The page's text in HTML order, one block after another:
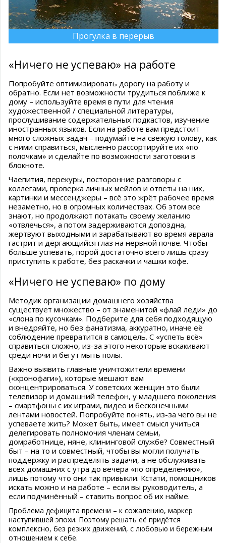
Прогулка в перерыв
«Ничего не успеваю» на работе
Попробуйте оптимизировать дорогу на работу и
обратно. Если нет возможности трудиться поближе к
дому – используйте время в пути для чтения
художественной / специальной литературы,
прослушивание содержательных подкастов, изучение
иностранных языков. Если на работе вам предстоит
много сложных задач – подумайте на свежую голову, как
с ними справиться, мысленно рассортируйте их «по
полочкам» и сделайте по возможности заготовки в
блокноте.
Чаепития, перекуры, посторонние разговоры с
коллегами, проверка личных мейлов и ответы на них,
картинки и мессенджеры – всё это жрёт рабочее время
незаметно, но в огромных количествах. Об этом все
знают, но продолжают потакать своему желанию
«отвлечься», а потом задерживаются допоздна,
жертвуют выходными и зарабатывают во время аврала
гастрит и дёргающийся глаз на нервной почве. Чтобы
больше успевать, порой достаточно всего лишь сразу
приступить к работе, без раскачки и чашки кофе.
«Ничего не успеваю» по дому
Методик организации домашнего хозяйства
существует множество – от знаменитой «флай леди» до
«слона по кусочкам». Подберите для себя подходящую
и внедряйте, но без фанатизма, аккуратно, иначе её
соблюдение превратится в самоцель. С «успеть всё»
справиться сложно, из-за этого некоторые вскакивают
среди ночи и бегут мыть полы.
Важно выявить главные уничтожители времени
(«хронофаги»), которые мешают вам
сконцентрироваться. У советских женщин это были
телевизор и домашний телефон, у младшего поколения
– смартфоны с их играми, видео и бесконечными
лентами новостей. Попробуйте понять, из-за чего вы не
успеваете жить? Может быть, имеет смысл учиться
делегировать полномочия членам семьи,
домработнице, няне, клининговой службе? Совместный
быт – на то и совместный, чтобы вы могли получать
поддержку и распределять задачи, а не обслуживать
всех домашних с утра до вечера «по определению»,
лишь потому что они так привыкли. Кстати, помощников
искать можно и на работе – если вы руководитель, а
если подчинённый – ставить вопрос об их найме.
Проблема дефицита времени – к сожалению, маркер
наступившей эпохи. Поэтому решать её придётся
комплексно, без резких движений, с любовью и бережным
отношением к себе.